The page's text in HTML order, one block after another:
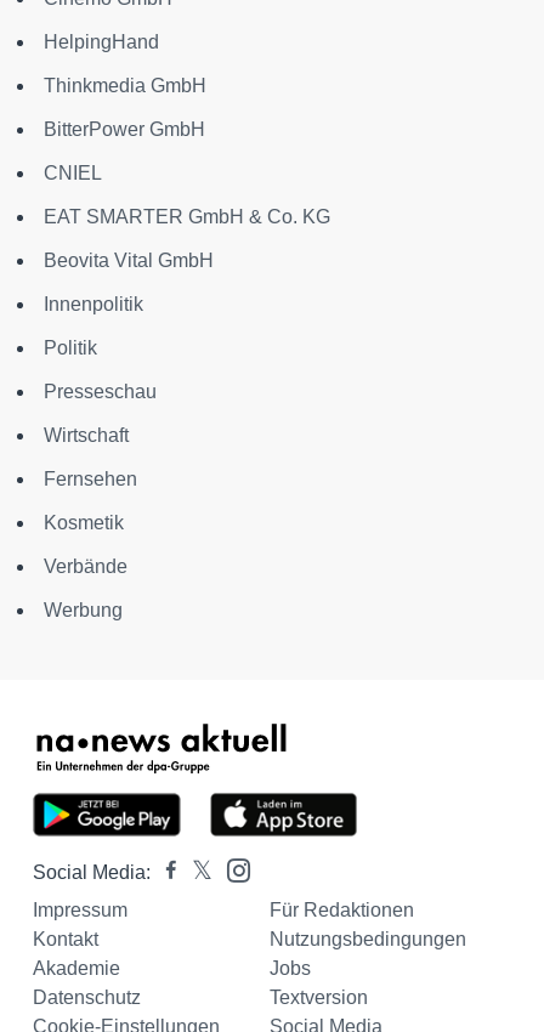
HelpingHand
Thinkmedia GmbH
BitterPower GmbH
CNIEL
EAT SMARTER GmbH & Co. KG
Beovita Vital GmbH
Innenpolitik
Politik
Presseschau
Wirtschaft
Fernsehen
Kosmetik
Verbände
Werbung
Social Media:
Impressum
Für Redaktionen
Kontakt
Nutzungsbedingungen
Akademie
Jobs
Datenschutz
Textversion
Cookie-Einstellungen
Social Media